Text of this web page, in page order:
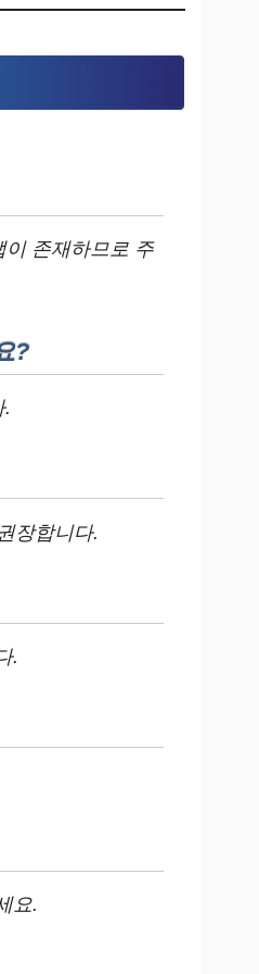
존재하므로 주
?
장합니다.
.
요.